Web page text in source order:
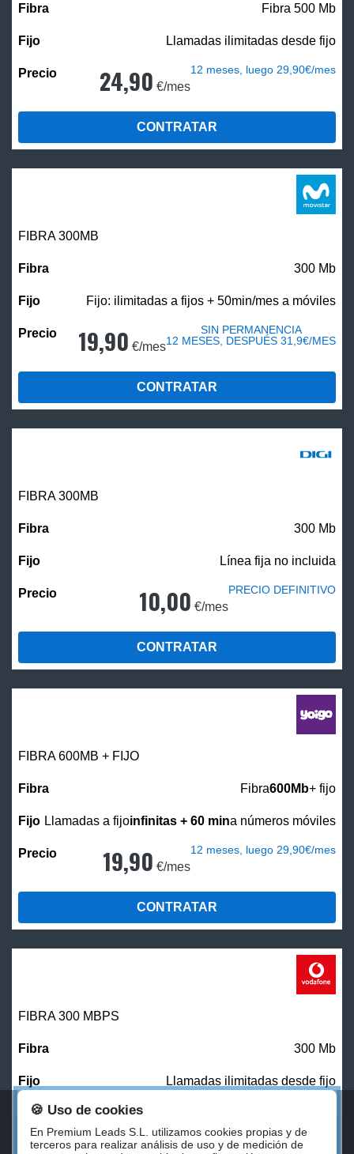
Fibra 500 Mb
Llamadas ilimitadas desde fijo
24,90 €/mes
12 meses, luego 29,90€/mes
CONTRATAR
FIBRA 300MB
300 Mb
Fijo: ilimitadas a fijos + 50min/mes a móviles
19,90 €/mes
SIN PERMANENCIA
12 MESES, DESPUÉS 31,9€/MES
CONTRATAR
FIBRA 300MB
300 Mb
Línea fija no incluida
10,00 €/mes
PRECIO DEFINITIVO
CONTRATAR
FIBRA 600MB + FIJO
Fibra600Mb+ fijo
Llamadas a fijoinfinitas + 60 mina números móviles
19,90 €/mes
12 meses, luego 29,90€/mes
CONTRATAR
FIBRA 300 MBPS
300 Mb
Llamadas ilimitadas desde fijo
27,00 €/mes
🍪 Uso de cookies
En Premium Leads S.L. utilizamos cookies propias y de
terceros para realizar análisis de uso y de medición de